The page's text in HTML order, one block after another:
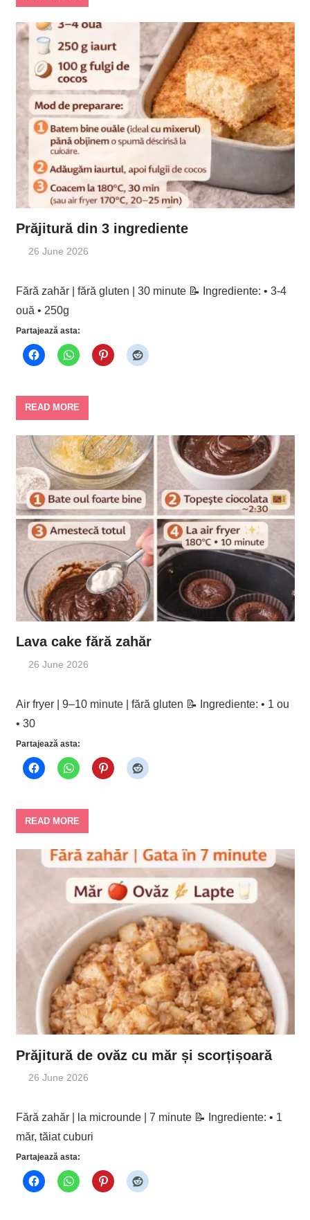
Prăjitură din 3 ingrediente
26 June 2026
Fără zahăr | fără gluten | 30 minute 📝 Ingrediente: • 3-4
ouă • 250g
Partajează asta:
READ MORE
Lava cake fără zahăr
26 June 2026
Air fryer | 9–10 minute | fără gluten 📝 Ingrediente: • 1 ou
• 30
Partajează asta:
READ MORE
Prăjitură de ovăz cu măr și scorțișoară
26 June 2026
Fără zahăr | la microunde | 7 minute 📝 Ingrediente: • 1
măr, tăiat cuburi
Partajează asta: